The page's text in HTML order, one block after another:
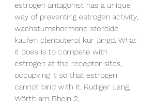
estrogen antagonist has a unique
way of preventing estrogen activity,
wachstumshormone steroide
kaufen clenbuterol kur längd. What
it does is to compete with
estrogen at the receptor sites,
occupying it so that estrogen
cannot bind with it. Rüdiger Lang,
Wörth am Rhein 2,